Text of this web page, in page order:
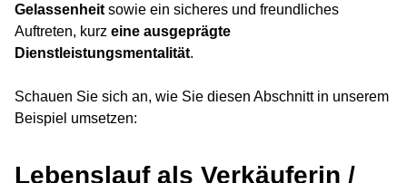
Gelassenheit sowie ein sicheres und freundliches
Auftreten, kurz eine ausgeprägte
Dienstleistungsmentalität.
Schauen Sie sich an, wie Sie diesen Abschnitt in unserem
Beispiel umsetzen:
Lebenslauf als Verkäuferin /